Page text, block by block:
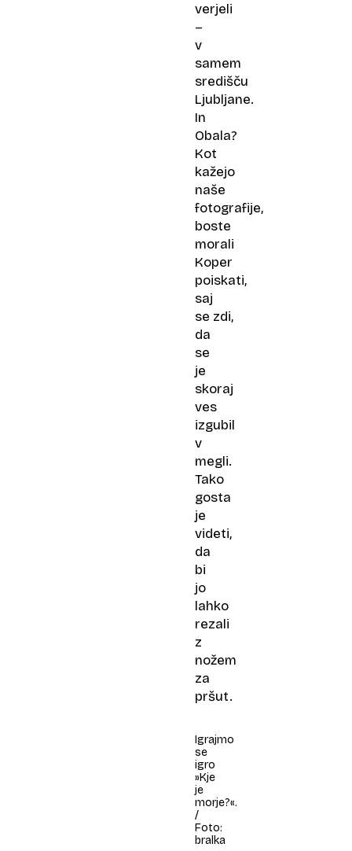
verjeli
–
v
samem
središču
Ljubljane.
In
Obala?
Kot
kažejo
naše
fotografije,
boste
morali
Koper
poiskati,
saj
se zdi,
da
se
je
skoraj
ves
izgubil
v
megli.
Tako
gosta
je
videti,
da
bi
jo
lahko
rezali
z
nožem
za
pršut.
Igrajmo
se
igro
»Kje
je
morje?«.
/
Foto:
bralka